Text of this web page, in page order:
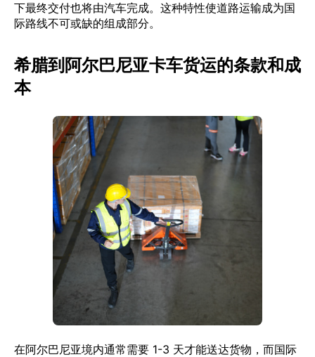
下最终交付也将由汽车完成。这种特性使道路运输成为国
际路线不可或缺的组成部分。
希腊到阿尔巴尼亚卡车货运的条款和成
本
在阿尔巴尼亚境内通常需要 1-3 天才能送达货物，而国际